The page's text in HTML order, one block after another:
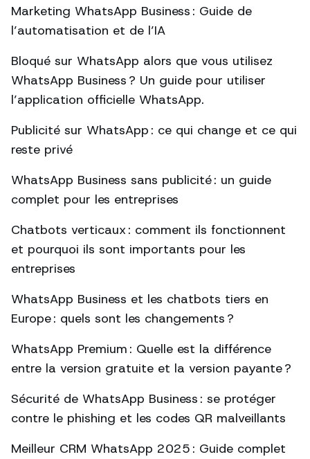
Marketing WhatsApp Business : Guide de
l’automatisation et de l’IA
Bloqué sur WhatsApp alors que vous utilisez
WhatsApp Business ? Un guide pour utiliser
l’application officielle WhatsApp.
Publicité sur WhatsApp : ce qui change et ce qui
reste privé
WhatsApp Business sans publicité : un guide
complet pour les entreprises
Chatbots verticaux : comment ils fonctionnent
et pourquoi ils sont importants pour les
entreprises
WhatsApp Business et les chatbots tiers en
Europe : quels sont les changements ?
WhatsApp Premium : Quelle est la différence
entre la version gratuite et la version payante ?
Sécurité de WhatsApp Business : se protéger
contre le phishing et les codes QR malveillants
Meilleur CRM WhatsApp 2025 : Guide complet